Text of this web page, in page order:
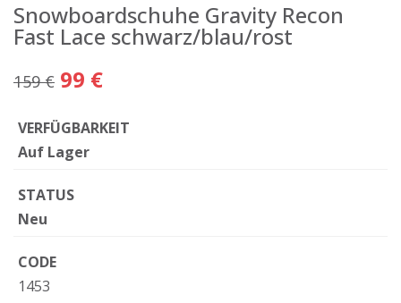
Snowboardschuhe Gravity Recon
Fast Lace schwarz/blau/rost
159 € 99 €
VERFÜGBARKEIT
Auf Lager
STATUS
Neu
CODE
1453